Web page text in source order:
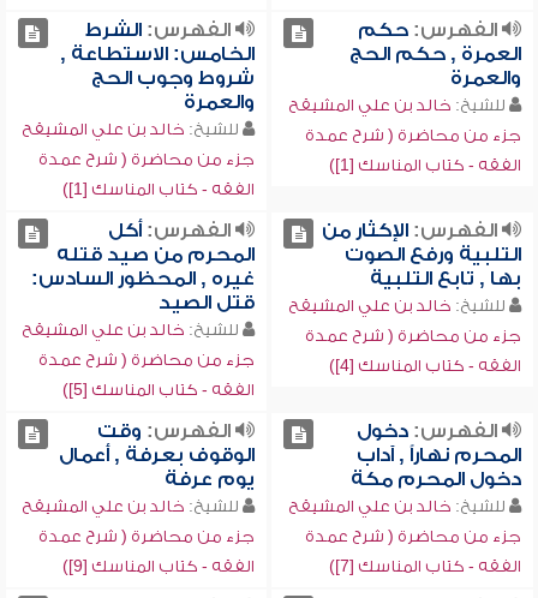
الفهرس:حكم
العمرة , حكم الحج
والعمرة
للشيخ: خالد بن علي المشيقح
جزء من محاضرة ( شرح عمدة
الفقه - كتاب المناسك [1])
الفهرس:الشرط
الخامس: الاستطاعة ,
شروط وجوب الحج
والعمرة
للشيخ: خالد بن علي المشيقح
جزء من محاضرة ( شرح عمدة
الفقه - كتاب المناسك [1])
الفهرس:الإكثار من
التلبية ورفع الصوت
بها , تابع التلبية
للشيخ: خالد بن علي المشيقح
جزء من محاضرة ( شرح عمدة
الفقه - كتاب المناسك [4])
الفهرس:أكل
المحرم من صيد قتله
غيره , المحظور السادس:
قتل الصيد
للشيخ: خالد بن علي المشيقح
جزء من محاضرة ( شرح عمدة
الفقه - كتاب المناسك [5])
الفهرس:دخول
المحرم نهاراً , آداب
دخول المحرم مكة
للشيخ: خالد بن علي المشيقح
جزء من محاضرة ( شرح عمدة
الفقه - كتاب المناسك [7])
الفهرس: وقت
الوقوف بعرفة , أعمال
يوم عرفة
للشيخ: خالد بن علي المشيقح
جزء من محاضرة ( شرح عمدة
الفقه - كتاب المناسك [9])